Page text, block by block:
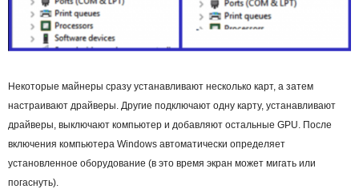
Некоторые майнеры сразу устанавливают несколько карт, а затем
настраивают драйверы. Другие подключают одну карту, устанавливают
драйверы, выключают компьютер и добавляют остальные GPU. После
включения компьютера Windows автоматически определяет
установленное оборудование (в это время экран может мигать или
погаснуть).